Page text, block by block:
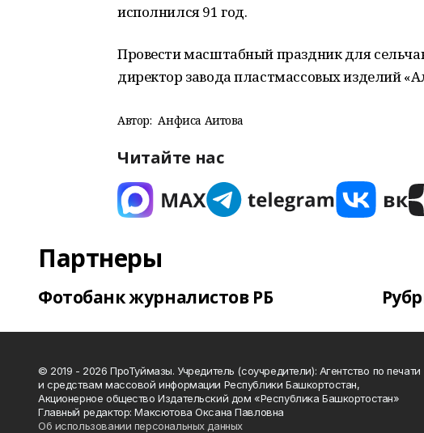
исполнился 91 год.
Провести масштабный праздник для
директор завода пластмассовых изделий
Автор: Анфиса Аитова
Читайте нас
Партнеры
Фотобанк журналистов РБ
© 2019 - 2026 ПроТуймазы. Учредитель (соучредители): Агентство по печати
и средствам массовой информации Республики Башкортостан,
Акционерное общество Издательский дом «Республика Башкортостан»
Главный редактор: Максютова Оксана Павловна
Об использовании персональных данных